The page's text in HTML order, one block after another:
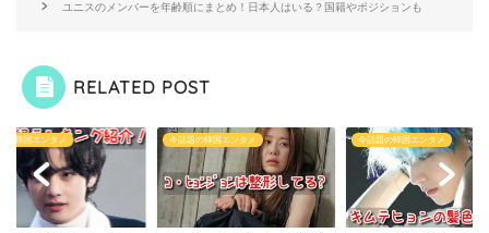
ユニスのメンバーを年齢順にまとめ！日本人はいる？国籍やポジションも
RELATED POST
の韓国エンタメ 今話題の韓国エンタメ 今話題の韓国エンタメ